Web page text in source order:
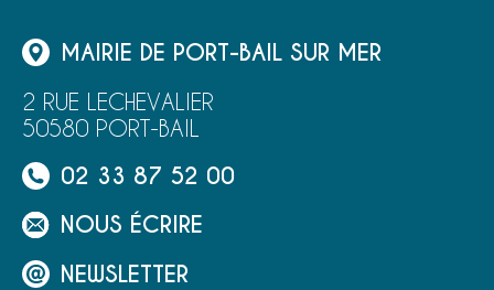
MAIRIE DE PORT-BAIL SUR MER
2 RUE LECHEVALIER
50580 PORT-BAIL
02 33 87 52 00
NOUS ÉCRIRE
NEWSLETTER